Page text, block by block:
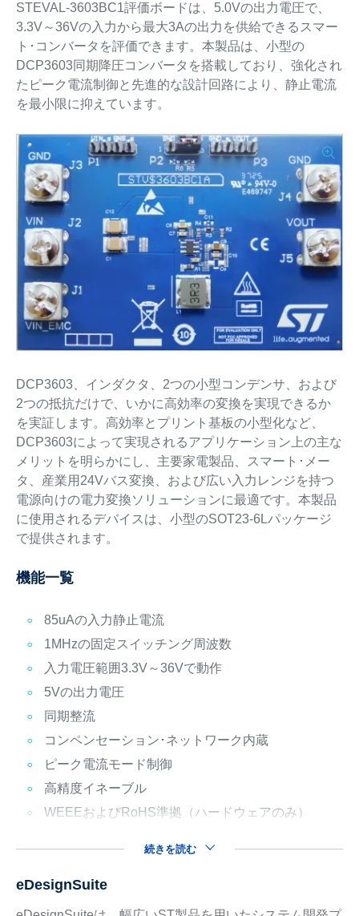
STEVAL-3603BC1評価ボードは、5.0Vの出力電圧で、
3.3V～36Vの入力から最大3Aの出力を供給できるスマー
ト･コンバータを評価できます。本製品は、小型の
DCP3603同期降圧コンバータを搭載しており、強化され
たピーク電流制御と先進的な設計回路により、静止電流
を最小限に抑えています。
DCP3603、インダクタ、2つの小型コンデンサ、および
2つの抵抗だけで、いかに高効率の変換を実現できるか
を実証します。高効率とプリント基板の小型化など、
DCP3603によって実現されるアプリケーション上の主な
メリットを明らかにし、主要家電製品、スマート･メー
タ、産業用24Vバス変換、および広い入力レンジを持つ
電源向けの電力変換ソリューションに最適です。本製品
に使用されるデバイスは、小型のSOT23-6Lパッケージ
で提供されます。
機能一覧
85uAの入力静止電流
1MHzの固定スイッチング周波数
入力電圧範囲3.3V～36Vで動作
5Vの出力電圧
同期整流
コンペンセーション･ネットワーク内蔵
ピーク電流モード制御
高精度イネーブル
WEEEおよびRoHS準拠（ハードウェアのみ）
続きを読む
eDesignSuite